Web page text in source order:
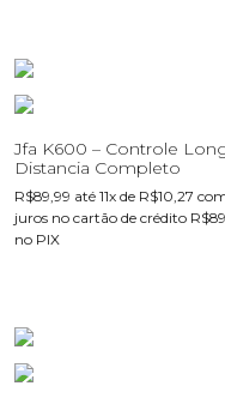
Jfa K600 – Controle
Distancia Completo
R$89,99 até 11x de R$10,27
juros no cartão de crédito R$
no PIX